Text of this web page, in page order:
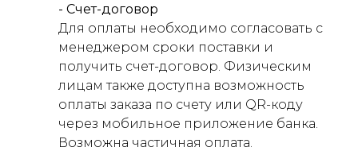
- Счет-договор
Для оплаты необходимо согласовать с
менеджером сроки поставки и
получить счет-договор. Физическим
лицам также доступна возможность
оплаты заказа по счету или QR-коду
через мобильное приложение банка.
Возможна частичная оплата.